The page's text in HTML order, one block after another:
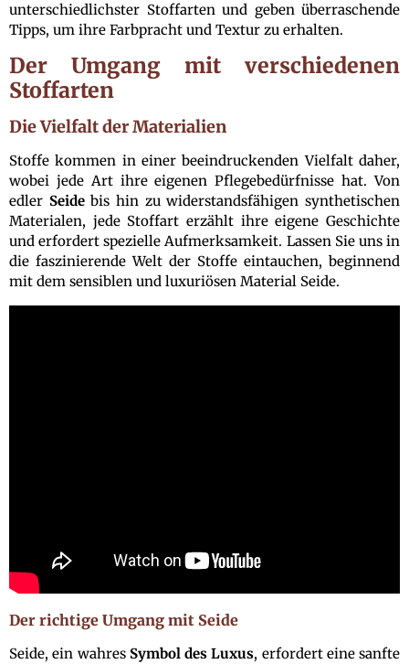
unterschiedlichster Stoffarten und geben überraschende
Tipps, um ihre Farbpracht und Textur zu erhalten.
Der Umgang mit verschiedenen
Stoffarten
Die Vielfalt der Materialien
Stoffe kommen in einer beeindruckenden Vielfalt daher,
wobei jede Art ihre eigenen Pflegebedürfnisse hat. Von
edler Seidebis hin zu widerstandsfähigen synthetischen
Materialen, jede Stoffart erzählt ihre eigene Geschichte
und erfordert spezielle Aufmerksamkeit. Lassen Sie uns in
die faszinierende Welt der Stoffe eintauchen, beginnend
mit dem sensiblen und luxuriösen Material Seide.
Der richtige Umgang mit Seide
Seide, ein wahres Symbol des Luxus, erfordert eine sanfte